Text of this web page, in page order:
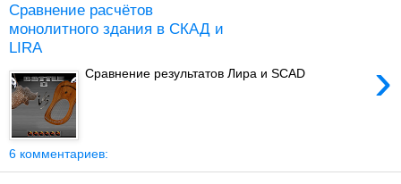
Сравнение расчётов
монолитного здания в СКАД и
LIRA
›
Сравнение результатов Лира и SCAD
6 комментариев: